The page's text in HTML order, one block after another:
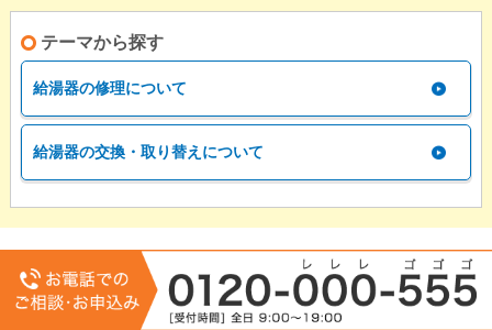
テーマから探す
給湯器の修理について
給湯器の交換・取り替えについて